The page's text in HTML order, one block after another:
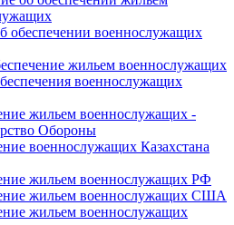
обеспечении военнослужащих
жильем военнослужащих
военнослужащих
жильем военнослужащих -
Обороны
военнослужащих Казахстана
жильем военнослужащих РФ
жильем военнослужащих США
жильем военнослужащих